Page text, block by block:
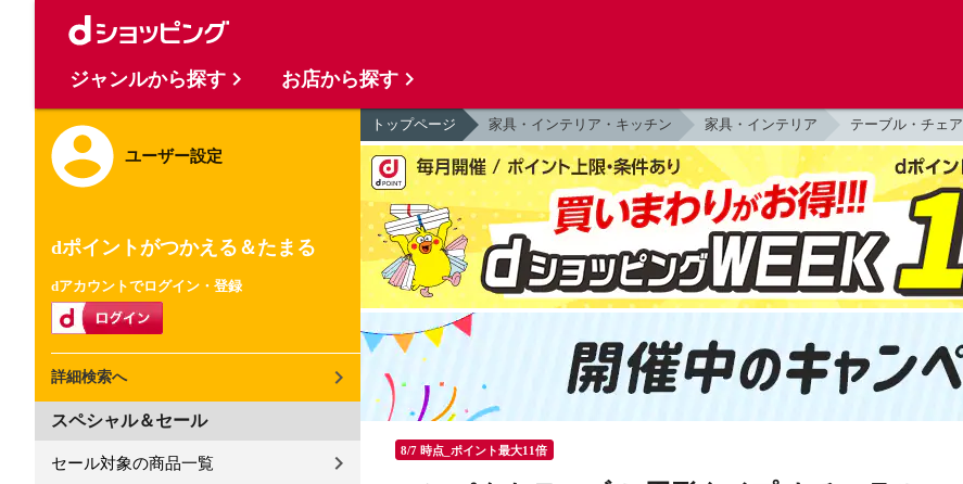
ユーザー設定
dポイントがつかえる＆たまる
dアカウントでログイン・登録
詳細検索へ
スペシャル＆セール
セール対象の商品一覧
トップページ 家具・インテリア・キッチン 家具・インテリア テーブル・チェア
8/7 時点_ポイント最大11倍
ジャンルから探す お店から探す